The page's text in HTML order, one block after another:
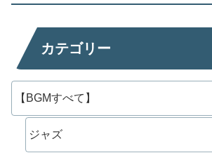
カテゴリー
【BGMすべて】
ジャズ